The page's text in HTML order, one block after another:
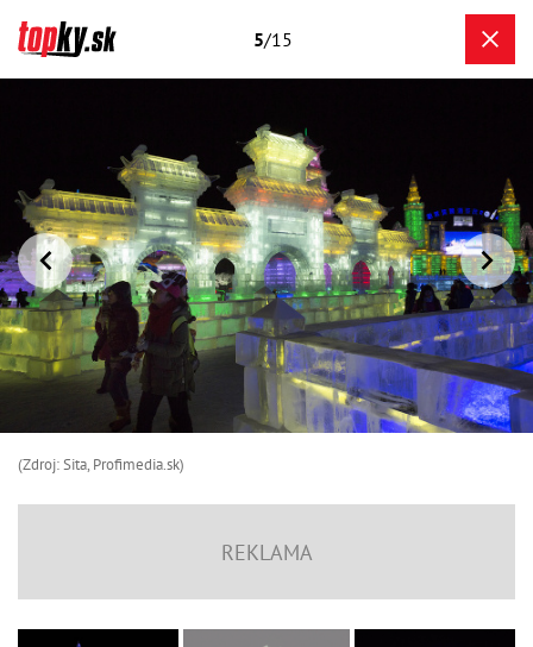
5/15
(Zdroj: Sita, Profimedia.sk)